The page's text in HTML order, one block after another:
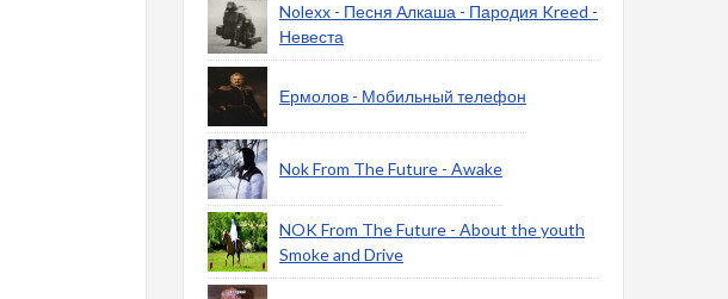
Nolexx - Песня Алкаша - Пародия Kreed -
Невеста
Ермолов - Мобильный телефон
Nok From The Future - Awake
NOK From The Future - About the youth
Smoke and Drive